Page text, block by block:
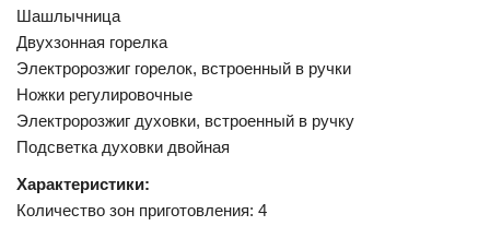
Шашлычница
Двухзонная горелка
Электророзжиг горелок, встроенный в ручки
Ножки регулировочные
Электророзжиг духовки, встроенный в ручку
Подсветка духовки двойная
Характеристики:
Количество зон приготовления: 4